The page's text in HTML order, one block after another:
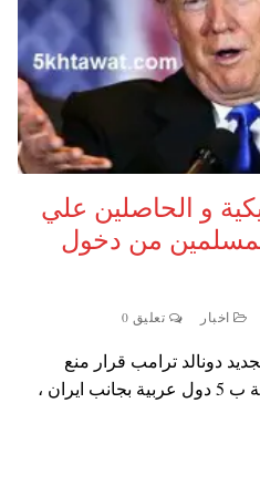
و الحاصلين علي
من دخول
اخبار تعليق 0
دونالد ترامب قرار منع
المسلمين من دخول امريكا بداية ب 5 دول عربية بجانب ايران ،